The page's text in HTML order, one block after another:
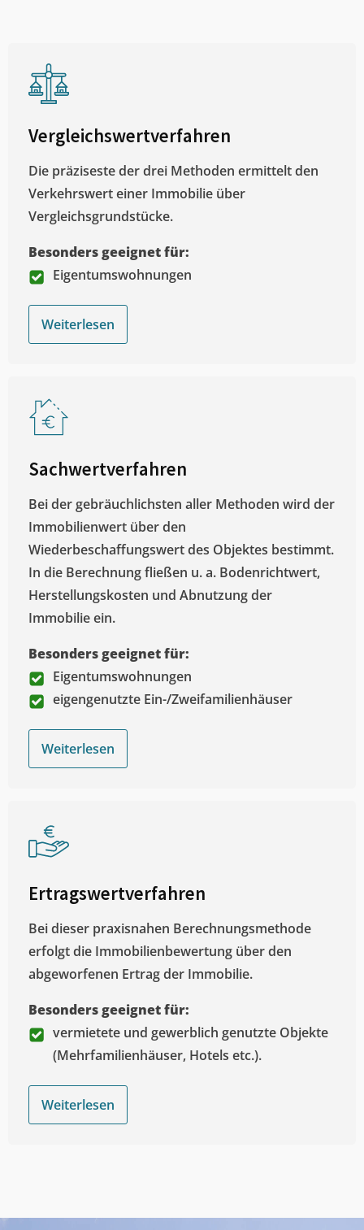
Vergleichswertverfahren
Die präziseste der drei Methoden ermittelt den
Verkehrswert einer Immobilie über
Vergleichsgrundstücke.
Besonders geeignet für:
Eigentumswohnungen
Weiterlesen
Sachwertverfahren
Bei der gebräuchlichsten aller Methoden wird der
Immobilienwert über den
Wiederbeschaffungswert des Objektes bestimmt.
In die Berechnung fließen u. a. Bodenrichtwert,
Herstellungskosten und Abnutzung der
Immobilie ein.
Besonders geeignet für:
Eigentumswohnungen
eigengenutzte Ein-/Zweifamilienhäuser
Weiterlesen
Ertragswertverfahren
Bei dieser praxisnahen Berechnungsmethode
erfolgt die Immobilienbewertung über den
abgeworfenen Ertrag der Immobilie.
Besonders geeignet für:
vermietete und gewerblich genutzte Objekte
(Mehrfamilienhäuser, Hotels etc.).
Weiterlesen